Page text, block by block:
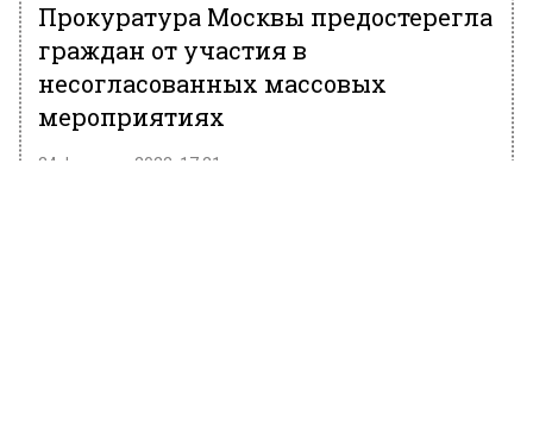
Прокуратура Москвы предостерегла
граждан от участия в
несогласованных массовых
мероприятиях
24 февраля 2022, 17:21